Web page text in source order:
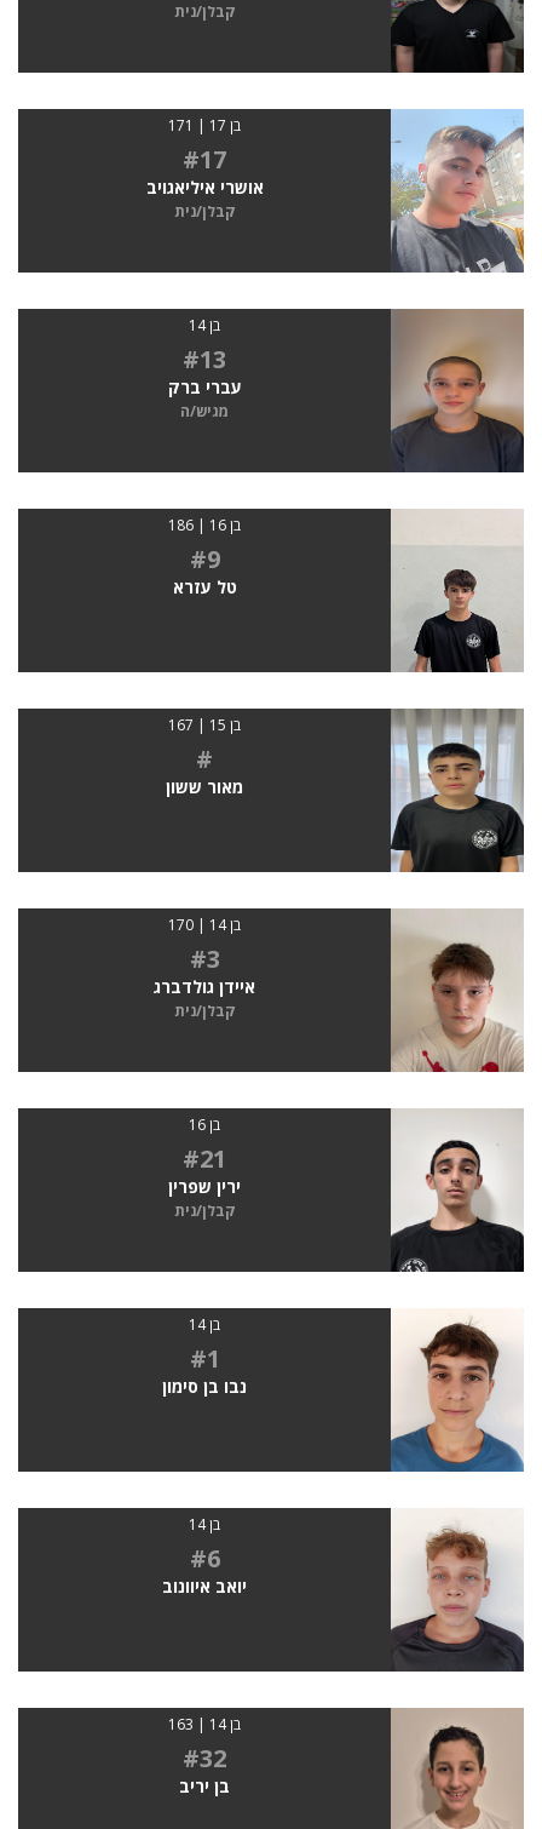
קבלן/נית
בן 17 | 171
#17
אושרי איליאגויב
קבלן/נית
בן 14
#13
עברי ברק
מגיש/ה
בן 16 | 186
#9
טל עזרא
בן 15 | 167
#
מאור ששון
בן 14 | 170
#3
איידן גולדברג
קבלן/נית
בן 16
#21
ירין שפרין
קבלן/נית
בן 14
#1
נבו בן סימון
בן 14
#6
יואב איוונוב
בן 14 | 163
#32
בן יריב